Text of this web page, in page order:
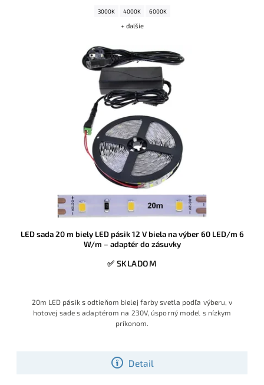
3000K 4000K 6000K
+ ďalšie
LED sada 20 m biely LED pásik 12 V biela na výber 60 LED/m 6
W/m – adaptér do zásuvky
✅ SKLADOM
Detail
20m LED pásik s odtieňom bielej farby svetla podľa výberu, v
hotovej sade s adaptérom na 230V, úsporný model s nízkym
príkonom.